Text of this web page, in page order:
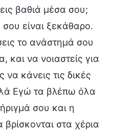
βαθιά μέσα σου;
είναι ξεκάθαρο.
το ανάστημά σου
και να νοιαστείς για
να κάνεις τις δικές
Εγώ τα βλέπω όλα
σου και η
στα χέρια